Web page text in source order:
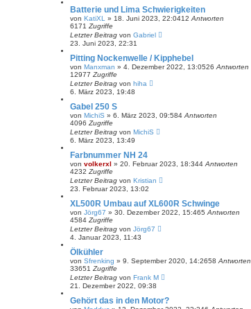
Batterie und Lima Schwierigkeiten
von KatiXL » 18. Juni 2023, 22:0412 Antworten
6171 Zugriffe
Letzter Beitrag von Gabriel
23. Juni 2023, 22:31
Pitting Nockenwelle / Kipphebel
von Manxman » 4. Dezember 2022, 13:0526 Antworten
12977 Zugriffe
Letzter Beitrag von hiha
6. März 2023, 19:48
Gabel 250 S
von MichiS » 6. März 2023, 09:584 Antworten
4096 Zugriffe
Letzter Beitrag von MichiS
6. März 2023, 13:49
Farbnummer NH 24
von volkerxl » 20. Februar 2023, 18:344 Antworten
4232 Zugriffe
Letzter Beitrag von Kristian
23. Februar 2023, 13:02
XL500R Umbau auf XL600R Schwinge
von Jörg67 » 30. Dezember 2022, 15:465 Antworten
4584 Zugriffe
Letzter Beitrag von Jörg67
4. Januar 2023, 11:43
Ölkühler
von Sfrenking » 9. September 2020, 14:2658 Antworten
33651 Zugriffe
Letzter Beitrag von Frank M
21. Dezember 2022, 09:38
Gehört das in den Motor?